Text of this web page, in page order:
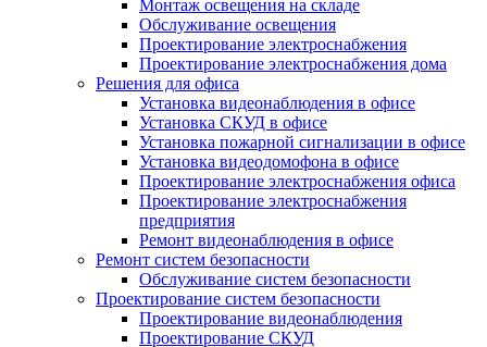
Монтаж освещения на складе
Обслуживание освещения
Проектирование электроснабжения
Проектирование электроснабжения дома
Решения для офиса
Установка видеонаблюдения в офисе
Установка СКУД в офисе
Установка пожарной сигнализации в офисе
Установка видеодомофона в офисе
Проектирование электроснабжения офиса
Проектирование электроснабжения
предприятия
Ремонт видеонаблюдения в офисе
Ремонт систем безопасности
Обслуживание систем безопасности
Проектирование систем безопасности
Проектирование видеонаблюдения
Проектирование СКУД